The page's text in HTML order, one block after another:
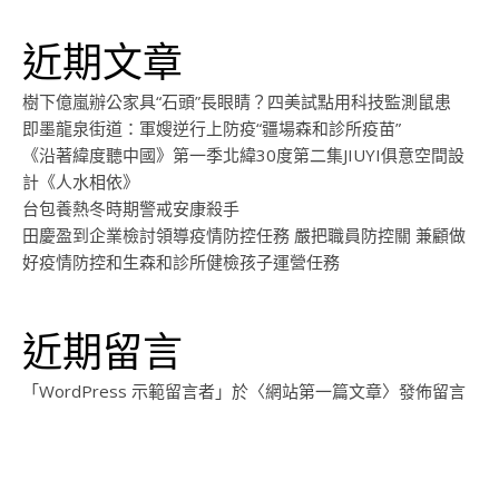
近期文章
樹下億嵐辦公家具“石頭”長眼睛？四美試點用科技監測鼠患
即墨龍泉街道：軍嫂逆行上防疫“疆場森和診所疫苗”
《沿著緯度聽中國》第一季北緯30度第二集JIUYI俱意空間設
計《人水相依》
台包養熱冬時期警戒安康殺手
田慶盈到企業檢討領導疫情防控任務 嚴把職員防控關 兼顧做
好疫情防控和生森和診所健檢孩子運營任務
近期留言
「WordPress 示範留言者 」於〈網站第一篇文章〉發佈留言